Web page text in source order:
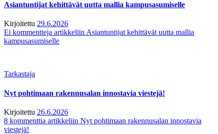
Asiantuntijat kehittävät uutta mallia kampusasumiselle
Kirjoitettu 29.6.2026
Ei kommentteja artikkeliin Asiantuntijat kehittävät uutta mallia
kampusasumiselle
Tarkastaja
Nyt pohtimaan rakennusalan innostavia viestejä!
Kirjoitettu 26.6.2026
8 kommenttia artikkeliin Nyt pohtimaan rakennusalan innostavia
viestejä!